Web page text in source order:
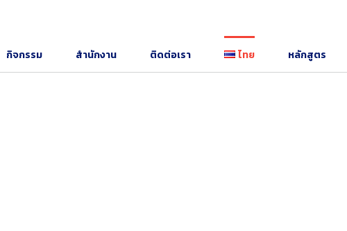
กิจกรรม สำนักงาน ติดต่อเรา ไทย หลักสูตร